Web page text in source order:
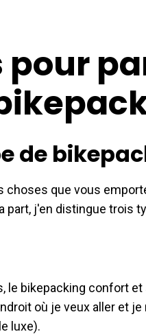
pour
de
que vous
part, j'en distingue trois
le bikepacking confort
où je veux aller et je
luxe).